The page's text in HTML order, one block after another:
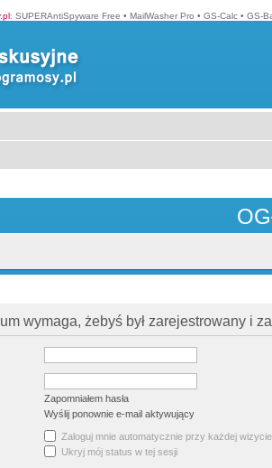
: SUPERAntiSpyware Free • MailWasher Pro • GS-Calc • GS-
wymaga, żebyś był zarejestrowany i
Zapomniałem hasła
Wyślij ponownie e-mail aktywujący
Zaloguj mnie automatycznie przy każdej wizycie
Ukryj mój status w tej sesji